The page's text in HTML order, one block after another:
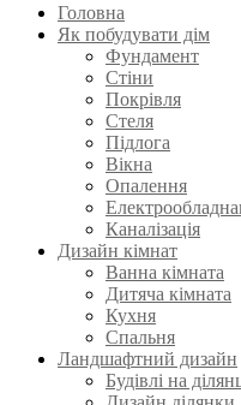
Головна
Як побудувати дім
Фундамент
Стіни
Покрівля
Стеля
Підлога
Вікна
Опалення
Каналізація
Дизайн кімнат
Ванна кімната
Дитяча кімната
Кухня
Спальня
Ландшафтний дизайн
Будівлі на